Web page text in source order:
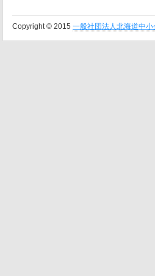
Copyright © 2015 一般社団法人北海道中